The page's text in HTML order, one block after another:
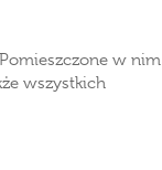
w nim
wszystkich